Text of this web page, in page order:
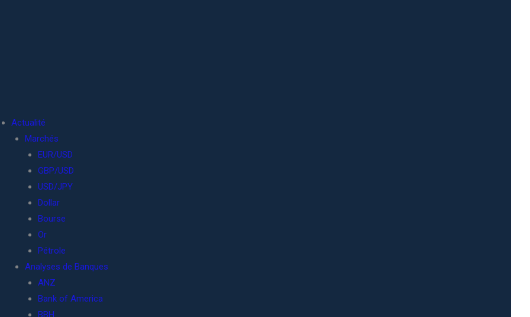
Actualité
Marchés
EUR/USD
GBP/USD
USD/JPY
Dollar
Bourse
Or
Pétrole
Analyses de Banques
ANZ
Bank of America
BBH